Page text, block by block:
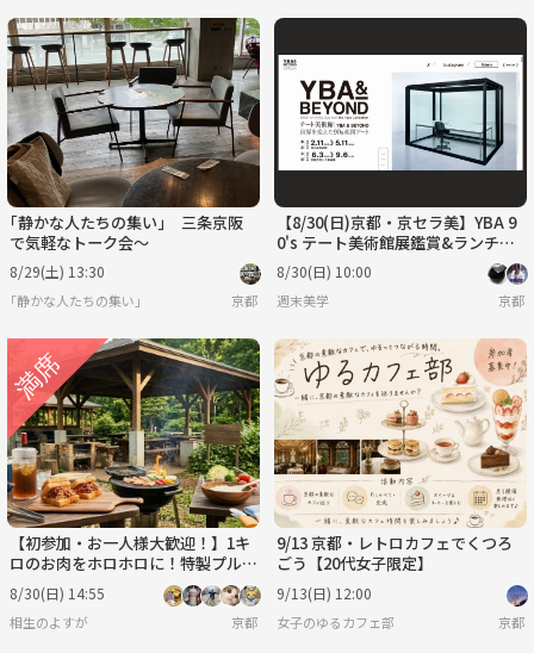
｢静かな人たちの集い｣ 三条京阪
で気軽なトーク会～
8/29(土) 13:30
｢静かな人たちの集い｣ 京都
【8/30(日)京都・京セラ美】YBA 9
0's テート美術館展鑑賞&ランチ会
🖼️
8/30(日) 10:00
週末美学 京都
【初参加・お一人様大歓迎！】1キ
ロのお肉をホロホロに！特製プルド
ポーク・サンドを頬張るインドアB
BQ交流会
8/30(日) 14:55
相生のよすが 京都
9/13 京都・レトロカフェでくつろ
ごう【20代女子限定】
9/13(日) 12:00
女子のゆるカフェ部 京都